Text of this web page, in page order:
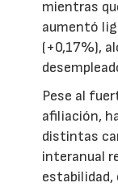
mientras
aumentó
(+0,17%),
Pese al
afiliación,
distintas
interanual
estabilidad,